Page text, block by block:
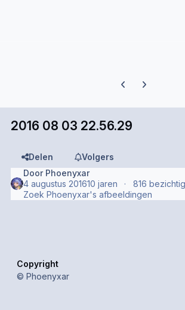
Previous carousel
Next
2016 08 03 22.56.29
Delen
Volgers
Door Phoenyxar
4 augustus 201610 jaren
816
Zoek Phoenyxar's afbeeldingen
Copyright
© Phoenyxar